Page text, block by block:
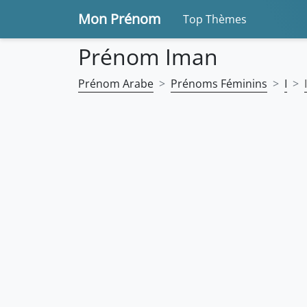
Mon Prénom Top Thèmes
Prénom Iman
Prénom Arabe Prénoms Féminins I